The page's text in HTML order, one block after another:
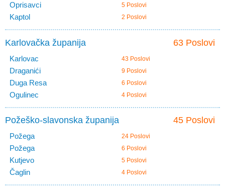
Oprisavci 5 Poslovi
Kaptol 2 Poslovi
63 Poslovi
Karlovačka županija
Karlovac 43 Poslovi
Draganići 9 Poslovi
Duga Resa 6 Poslovi
Ogulinec 4 Poslovi
45 Poslovi
Požeško-slavonska županija
Požega 24 Poslovi
Požega 6 Poslovi
Kutjevo 5 Poslovi
Čaglin 4 Poslovi